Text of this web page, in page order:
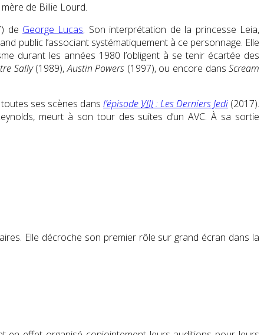
de Billie Lourd.
de George Lucas. Son interprétation de la princesse Leia,
public l’associant systématiquement à ce personnage. Elle
durant les années 1980 l’obligent à se tenir écartée des
Sally(1989),Austin Powers (1997), ou encore dansScream
ses scènes dans l’épisode VIII: Les Derniers Jedi (2017).
meurt à son tour des suites d’un AVC. À sa sortie
. Elle décroche son premier rôle sur grand écran dans la